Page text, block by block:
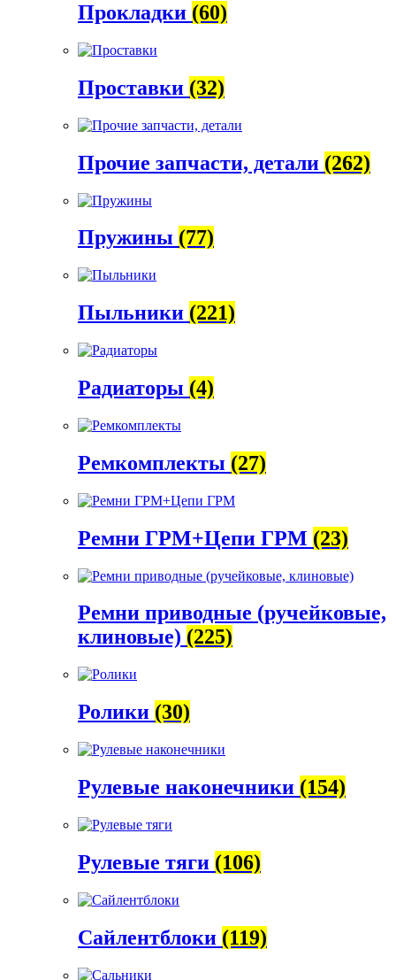
Прокладки (60)
Проставки (32)
Прочие запчасти, детали (262)
Пружины (77)
Пыльники (221)
Радиаторы (4)
Ремкомплекты (27)
Ремни ГРМ+Цепи ГРМ (23)
Ремни приводные (ручейковые,
клиновые) (225)
Ролики (30)
Рулевые наконечники (154)
Рулевые тяги (106)
Сайлентблоки (119)